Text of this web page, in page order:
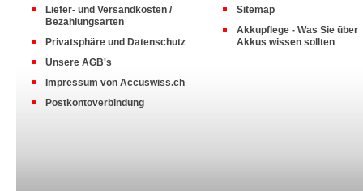
Liefer- und Versandkosten /
Bezahlungsarten
Privatsphäre und Datenschutz
Unsere AGB's
Impressum von Accuswiss.ch
Postkontoverbindung
Sitemap
Akkupflege - Was Sie über
Akkus wissen sollten